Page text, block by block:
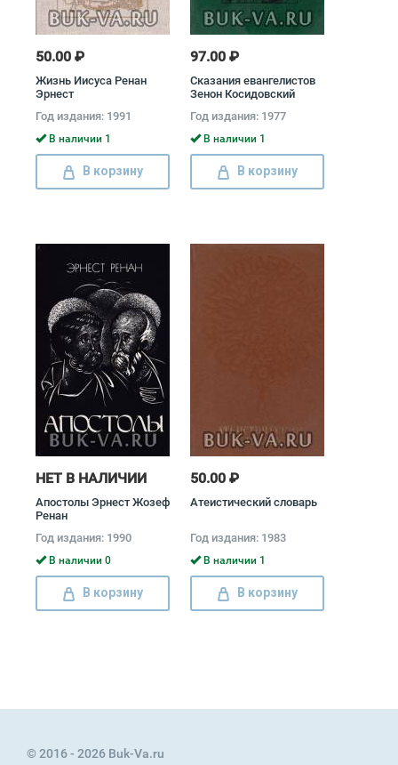
50.00 ₽
Жизнь Иисуса Ренан
Эрнест
Год издания: 1991
В наличии 1
В корзину
97.00 ₽
Сказания евангелистов
Зенон Косидовский
Год издания: 1977
В наличии 1
В корзину
НЕТ В НАЛИЧИИ
Апостолы Эрнест Жозеф
Ренан
Год издания: 1990
В наличии 0
В корзину
50.00 ₽
Атеистический словарь
Год издания: 1983
В наличии 1
В корзину
© 2016 - 2026 Buk-Va.ru